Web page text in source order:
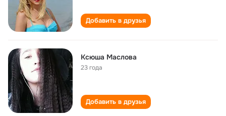
Добавить в друзья
Ксюша Маслова
23 года
Добавить в друзья